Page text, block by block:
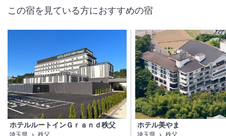
この宿を見ている方におすすめの宿
ホテルルートインＧｒａｎｄ秩父
埼玉県
秩父
ホテル美やま
埼玉県
秩父